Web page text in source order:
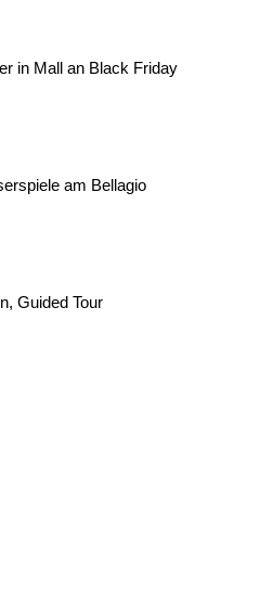
in Mall an Black Friday
am Bellagio
Guided Tour